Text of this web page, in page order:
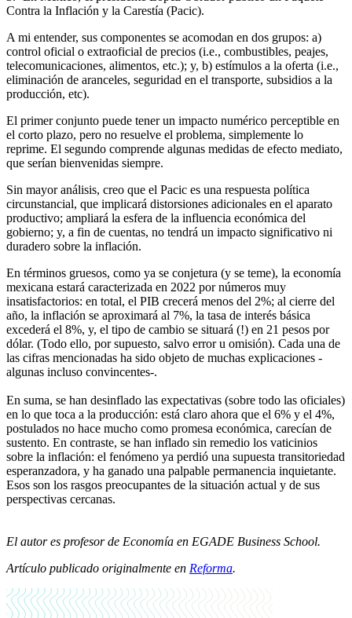
Contra la Inflación y la Carestía (Pacic).
A mi entender, sus componentes se acomodan en dos grupos: a)
control oficial o extraoficial de precios (i.e., combustibles, peajes,
telecomunicaciones, alimentos, etc.); y, b) estímulos a la oferta (i.e.,
eliminación de aranceles, seguridad en el transporte, subsidios a la
producción, etc).
El primer conjunto puede tener un impacto numérico perceptible en
el corto plazo, pero no resuelve el problema, simplemente lo
reprime. El segundo comprende algunas medidas de efecto mediato,
que serían bienvenidas siempre.
Sin mayor análisis, creo que el Pacic es una respuesta política
circunstancial, que implicará distorsiones adicionales en el aparato
productivo; ampliará la esfera de la influencia económica del
gobierno; y, a fin de cuentas, no tendrá un impacto significativo ni
duradero sobre la inflación.
En términos gruesos, como ya se conjetura (y se teme), la economía
mexicana estará caracterizada en 2022 por números muy
insatisfactorios: en total, el PIB crecerá menos del 2%; al cierre del
año, la inflación se aproximará al 7%, la tasa de interés básica
excederá el 8%, y, el tipo de cambio se situará (!) en 21 pesos por
dólar. (Todo ello, por supuesto, salvo error u omisión). Cada una de
las cifras mencionadas ha sido objeto de muchas explicaciones -
algunas incluso convincentes-.
En suma, se han desinflado las expectativas (sobre todo las oficiales)
en lo que toca a la producción: está claro ahora que el 6% y el 4%,
postulados no hace mucho como promesa económica, carecían de
sustento. En contraste, se han inflado sin remedio los vaticinios
sobre la inflación: el fenómeno ya perdió una supuesta transitoriedad
esperanzadora, y ha ganado una palpable permanencia inquietante.
Esos son los rasgos preocupantes de la situación actual y de sus
perspectivas cercanas.
El autor es profesor de Economía en EGADE Business School.
Artículo publicado originalmente en Reforma.